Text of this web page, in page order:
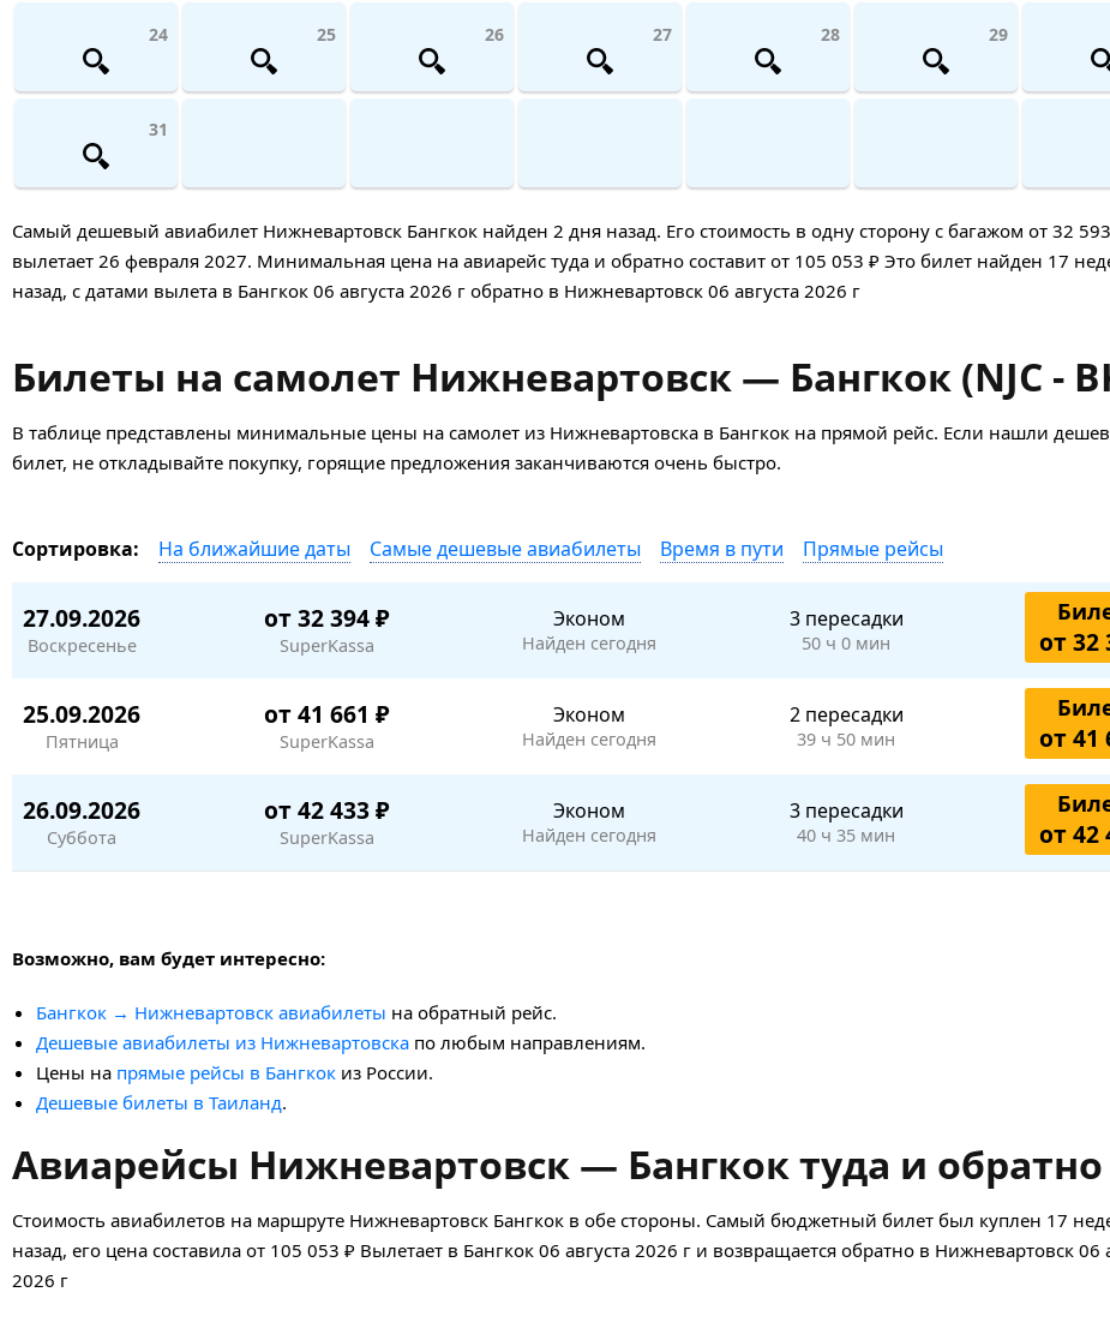
24 25 26 27 28 29
31
Самый дешевый авиабилет Нижневартовск Бангкок найден 2 дня назад. Его стоимость в одну сторону с багажом от 32
вылетает 26 февраля 2027. Минимальная цена на авиарейс туда и обратно составит от 105 053 ₽ Это билет найден 17
назад, с датами вылета в Бангкок 06 августа 2026 г обратно в Нижневартовск 06 августа 2026 г
Билеты на самолет Нижневартовск — Бангкок (NJC -
В таблице представлены минимальные цены на самолет из Нижневартовска в Бангкок на прямой рейс. Если нашли
билет, не откладывайте покупку, горящие предложения заканчиваются очень быстро.
Сортировка: На ближайшие даты Самые дешевые авиабилеты Время в пути Прямые рейсы
27.09.2026
Воскресенье
от 32 394 ₽
SuperKassa
Эконом
Найден сегодня
3 пересадки
50 ч 0 мин от 32
25.09.2026
Пятница
от 41 661 ₽
SuperKassa
Эконом
Найден сегодня
2 пересадки
39 ч 50 мин от 41
26.09.2026
Суббота
от 42 433 ₽
SuperKassa
Эконом
Найден сегодня
3 пересадки
40 ч 35 мин от 42
Возможно, вам будет интересно:
Бангкок → Нижневартовск авиабилеты на обратный рейс.
Дешевые авиабилеты из Нижневартовска по любым направлениям.
Цены на прямые рейсы в Бангкок из России.
Дешевые билеты в Таиланд.
Авиарейсы Нижневартовск — Бангкок туда и обратно
Стоимость авиабилетов на маршруте Нижневартовск Бангкок в обе стороны. Самый бюджетный билет был куплен 17
назад, его цена составила от 105 053 ₽ Вылетает в Бангкок 06 августа 2026 г и возвращается обратно в Нижневартовск 06
2026 г